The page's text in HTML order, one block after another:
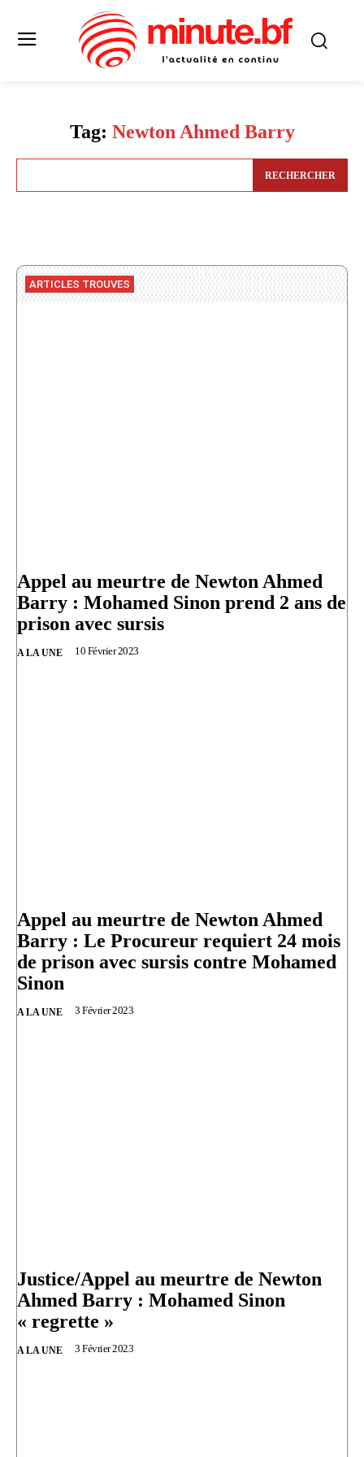
Tag: Newton Ahmed Barry
RECHERCHER
ARTICLES TROUVES
Appel au meurtre de Newton Ahmed
Barry : Mohamed Sinon prend 2 ans de
prison avec sursis
A LA UNE 10 Février 2023
Appel au meurtre de Newton Ahmed
Barry : Le Procureur requiert 24 mois
de prison avec sursis contre Mohamed
Sinon
A LA UNE 3 Février 2023
Justice/Appel au meurtre de Newton
Ahmed Barry : Mohamed Sinon
« regrette »
A LA UNE 3 Février 2023